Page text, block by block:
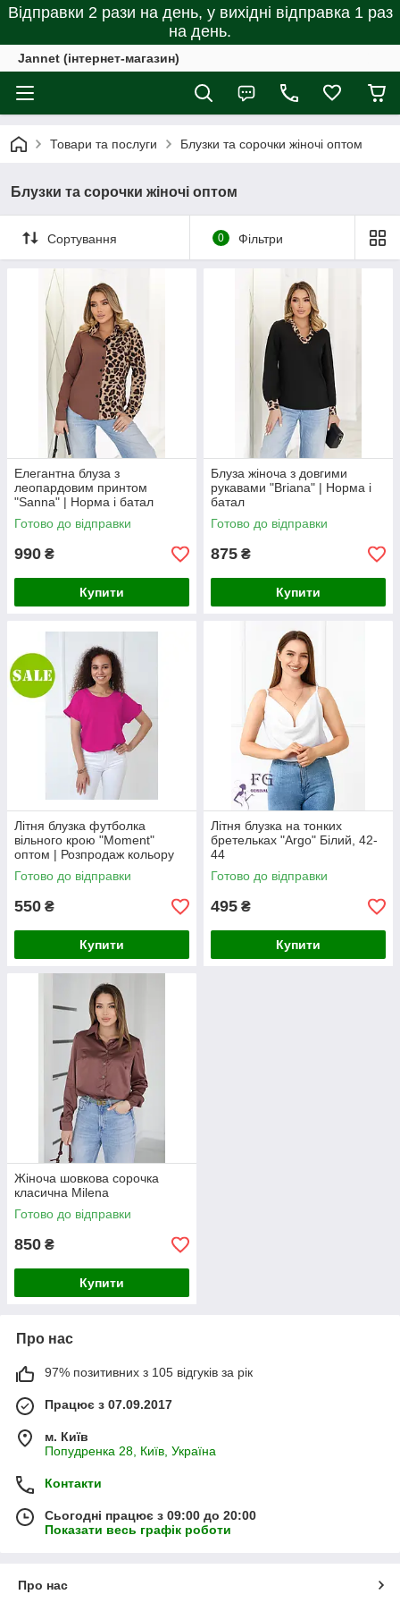
Відправки 2 рази на день, у вихідні відправка 1 раз
на день.
Jannet (інтернет-магазин)
Товари та послуги Блузки та сорочки жіночі оптом
Блузки та сорочки жіночі оптом
Сортування 0 Фільтри
Елегантна блуза з
леопардовим принтом
"Sanna" | Норма і батал
Готово до відправки
990 ₴
Купити
Блуза жіноча з довгими
рукавами "Briana" | Норма і
батал
Готово до відправки
875 ₴
Купити
Літня блузка футболка
вільного крою "Moment"
оптом | Розпродаж кольору
Малиновий, 42-44
Готово до відправки
550 ₴
Купити
Літня блузка на тонких
бретельках "Argo" Білий, 42-
44
Готово до відправки
495 ₴
Купити
Жіноча шовкова сорочка
класична Milena
Готово до відправки
850 ₴
Купити
Про нас
97% позитивних з 105 відгуків за рік
Працює з 07.09.2017
м. Київ
Попудренка 28, Київ, Україна
Контакти
Сьогодні працює з 09:00 до 20:00
Показати весь графік роботи
Про нас